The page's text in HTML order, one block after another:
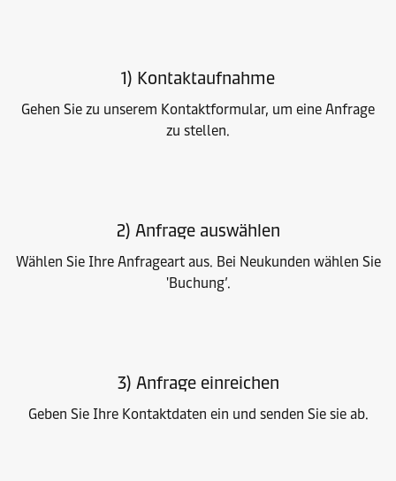
1) Kontaktaufnahme
Gehen Sie zu unserem Kontaktformular, um eine Anfrage
zu stellen.
2) Anfrage auswählen
Wählen Sie Ihre Anfrageart aus. Bei Neukunden wählen Sie
'Buchung’.
3) Anfrage einreichen
Geben Sie Ihre Kontaktdaten ein und senden Sie sie ab.